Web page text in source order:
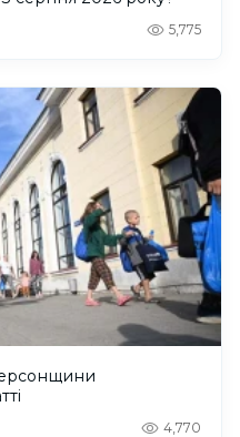
5,775
4,770